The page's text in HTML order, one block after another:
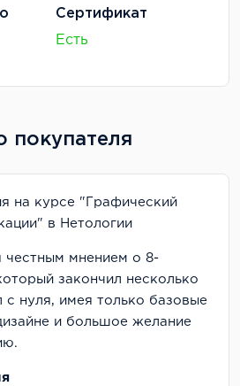
Сертификат
Есть
покупателя
на курсе "Графический
в Нетологии
честным мнением о 8-
закончил несколько
с нуля, имея только базовые
и большое желание